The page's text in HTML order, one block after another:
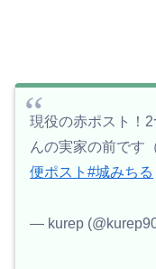
現役の赤ポスト！
んの実家の前です
便ポスト #城みちる
— kurep